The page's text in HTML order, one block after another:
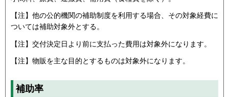
【注】他の公的機関の補助制度を利用する場合、その対象経費に
ついては補助対象外とする。
【注】交付決定日より前に支払った費用は対象外になります。
【注】物販を主な目的とするものは対象外になります。
補助率